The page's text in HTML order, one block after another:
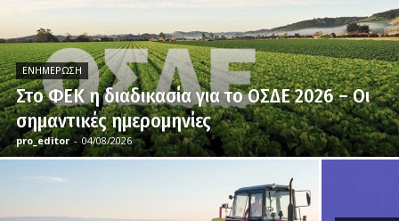
ΕΝΗΜΈΡΩΣΗ
Στο ΦΕΚ η διαδικασία για το ΟΣΔΕ 2026 – Οι
σημαντικές ημερομηνίες
pro_editor - 04/08/2026